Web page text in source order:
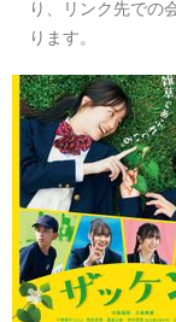
り、リンク先での
ります。